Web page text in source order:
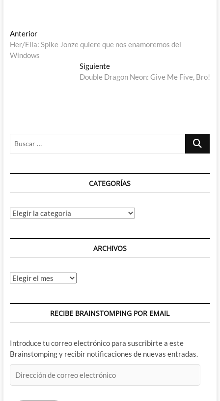
Navegación
de
AnteriorEntrada
anterior:
Her/Ella: Spike Jonze quiere que nos enamoremos del
Windows
SiguienteEntrada
siguiente:
Double Dragon Neon: Give Me Five, Bro!
Buscar
CATEGORÍAS
Categorías
ARCHIVOS
Archivos
RECIBE BRAINSTOMPING POR EMAIL
Introduce tu correo electrónico para suscribirte a este
Brainstomping y recibir notificaciones de nuevas entradas.
de